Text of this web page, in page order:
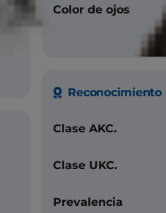
Color de ojos
Reconocimiento
Clase AKC.
Clase UKC.
Prevalencia